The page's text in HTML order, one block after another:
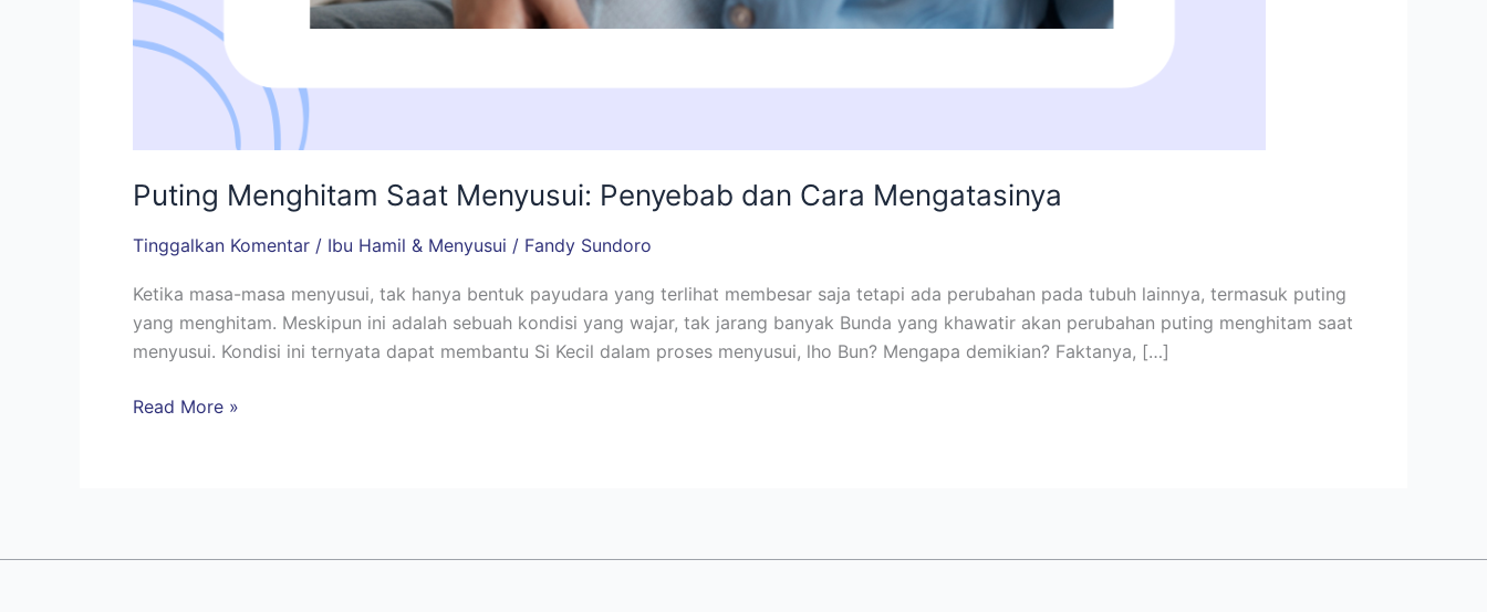
Puting Menghitam Saat Menyusui: Penyebab dan Cara Mengatasinya
Tinggalkan Komentar / Ibu Hamil & Menyusui / Fandy Sundoro
Ketika masa-masa menyusui, tak hanya bentuk payudara yang terlihat membesar saja tetapi ada perubahan pada tubuh lainnya, termasuk puting
yang menghitam. Meskipun ini adalah sebuah kondisi yang wajar, tak jarang banyak Bunda yang khawatir akan perubahan puting menghitam saat
menyusui. Kondisi ini ternyata dapat membantu Si Kecil dalam proses menyusui, lho Bun? Mengapa demikian? Faktanya, […]
Read More »